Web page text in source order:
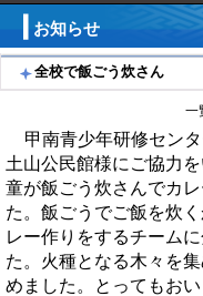
お知らせ
全校で飯ごう炊さん
一
甲南青少年研修セン
土山公民館様にご協力
童が飯ごう炊さんでカ
た。飯ごうでご飯を炊
レー作りをするチーム
た。火種となる木々を
めました。とってもお